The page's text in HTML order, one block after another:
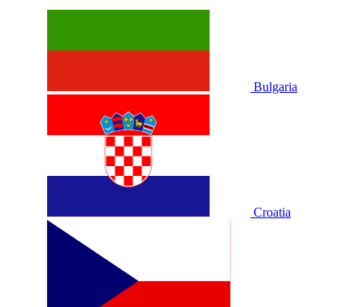
Bulgaria
Croatia